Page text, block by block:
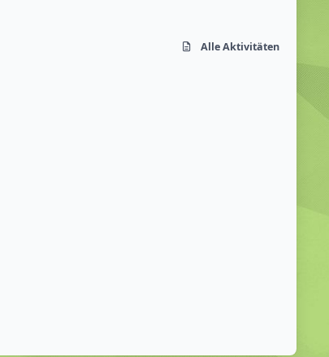
Alle Aktivitäten